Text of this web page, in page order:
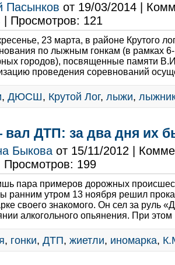
Пасынков от 19/03/2014 |
| Просмотров: 121
23 марта, в районе Крутого
по лыжным гонкам (в рамках 6-
городов), посвященные памяти
проведения соревнований
, ДЮСШ, Крутой Лог, лыжи,
ДТП: за два дня их
Быкова от 15/11/2012 |
| Просмотров: 199
пара примеров дорожных
ранним утром 13 ноября решил
своего знакомого. Он сел за руль
алкогольного опьянения. При
, гонки, ДТП, жиетли, иномарка,